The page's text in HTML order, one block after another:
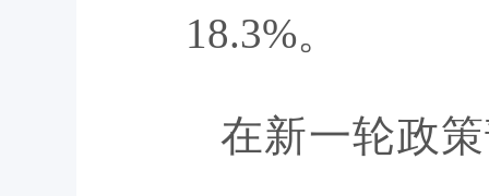
18.3%。
在新一轮政